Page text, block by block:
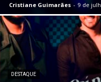
Cristiane Guimarães - 9 de
DESTAQUE